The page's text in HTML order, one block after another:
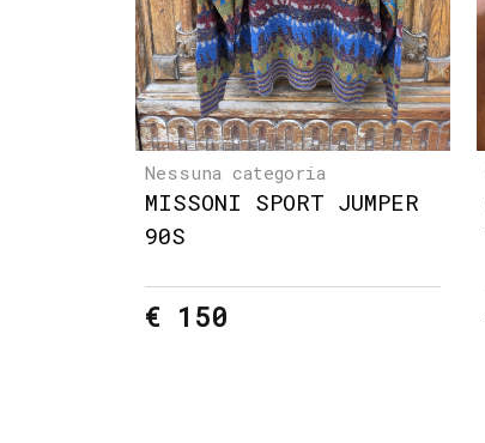
Nessuna categoria
MISSONI SPORT JUMPER
90S
€ 150